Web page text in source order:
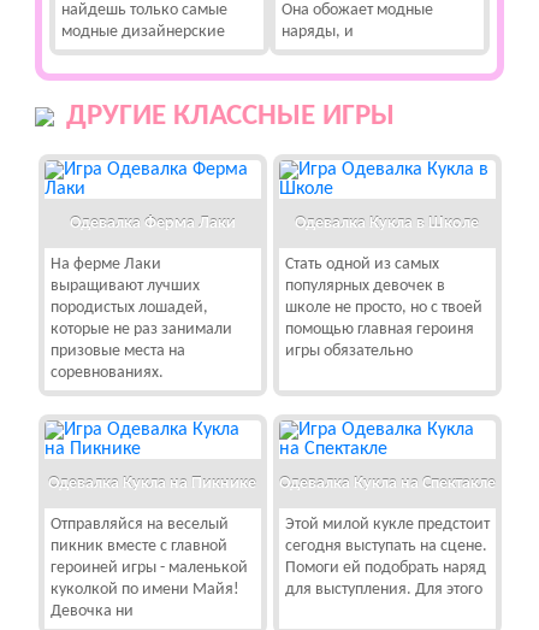
найдешь только самые
модные дизайнерские
Она обожает модные
наряды, и
ДРУГИЕ КЛАССНЫЕ ИГРЫ
Одевалка Ферма Лаки
На ферме Лаки
выращивают лучших
породистых лошадей,
которые не раз занимали
призовые места на
соревнованиях.
Одевалка Кукла в Школе
Стать одной из самых
популярных девочек в
школе не просто, но с твоей
помощью главная героиня
игры обязательно
Одевалка Кукла на Пикнике
Отправляйся на веселый
пикник вместе с главной
героиней игры - маленькой
куколкой по имени Майя!
Девочка ни
Одевалка Кукла на Спектакле
Этой милой кукле предстоит
сегодня выступать на сцене.
Помоги ей подобрать наряд
для выступления. Для этого